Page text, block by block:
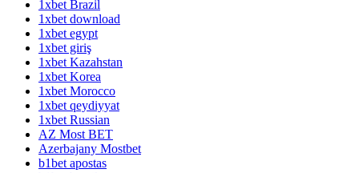
1xbet Brazil
1xbet download
1xbet egypt
1xbet giriş
1xbet Kazahstan
1xbet Korea
1xbet Morocco
1xbet qeydiyyat
1xbet Russian
AZ Most BET
Azerbajany Mostbet
b1bet apostas